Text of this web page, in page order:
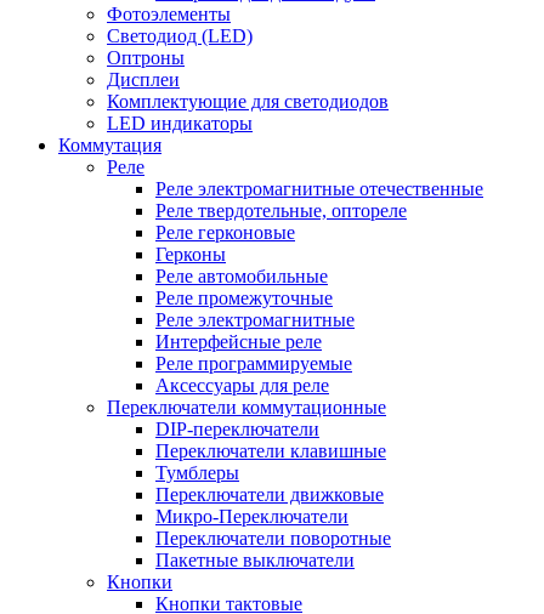
Фотоэлементы
Светодиод (LED)
Оптроны
Дисплеи
Комплектующие для светодиодов
LED индикаторы
Коммутация
Реле
Реле электромагнитные отечественные
Реле твердотельные, оптореле
Реле герконовые
Герконы
Реле автомобильные
Реле промежуточные
Реле электромагнитные
Интерфейсные реле
Реле программируемые
Аксессуары для реле
Переключатели коммутационные
DIP-переключатели
Переключатели клавишные
Тумблеры
Переключатели движковые
Микро-Переключатели
Переключатели поворотные
Пакетные выключатели
Кнопки
Кнопки тактовые